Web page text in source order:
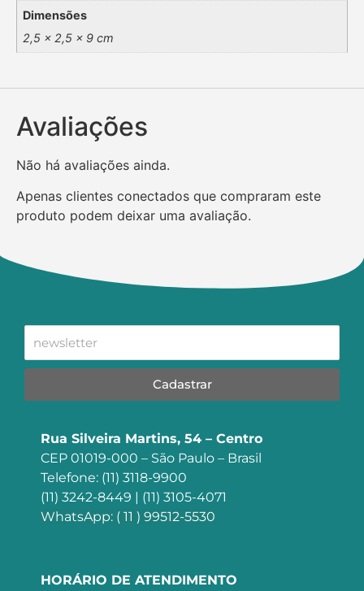
Dimensões
2,5 × 2,5 × 9 cm
Avaliações
Não há avaliações ainda.
Apenas clientes conectados que compraram este
produto podem deixar uma avaliação.
Cadastrar
Rua Silveira Martins, 54 – Centro
CEP 01019-000 – São Paulo – Brasil
Telefone: (11) 3118-9900
(11) 3242-8449 | (11) 3105-4071
WhatsApp: ( 11 ) 99512-5530
HORÁRIO DE ATENDIMENTO